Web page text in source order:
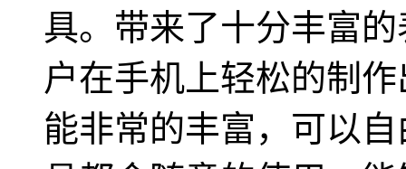
具。带来了十分丰富
户在手机上轻松的制
能非常的丰富，可以